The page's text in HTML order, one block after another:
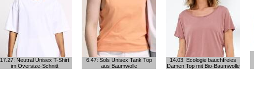
17.27: Neutral Unisex T-Shirt
im Oversize-Schnitt
6.47: Sols Unisex Tank Top
aus Baumwolle
14.03: Ecologie bauchfreies
Damen Top mit Bio-Baumwolle